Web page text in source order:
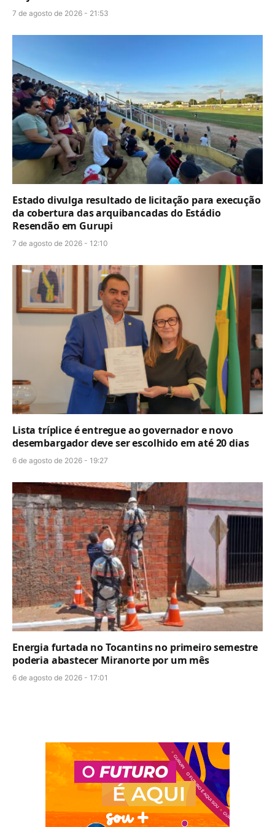
7 de agosto de 2026 - 21:53
Estado divulga resultado de licitação para execução
da cobertura das arquibancadas do Estádio
Resendão em Gurupi
7 de agosto de 2026 - 12:10
Lista tríplice é entregue ao governador e novo
desembargador deve ser escolhido em até 20 dias
6 de agosto de 2026 - 19:27
Energia furtada no Tocantins no primeiro semestre
poderia abastecer Miranorte por um mês
6 de agosto de 2026 - 17:01